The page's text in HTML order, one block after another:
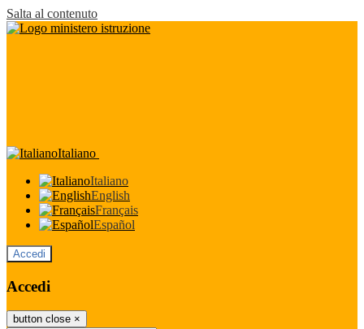
Salta al contenuto
Italiano
Italiano
English
Français
Español
Accedi
Accedi
button close ×